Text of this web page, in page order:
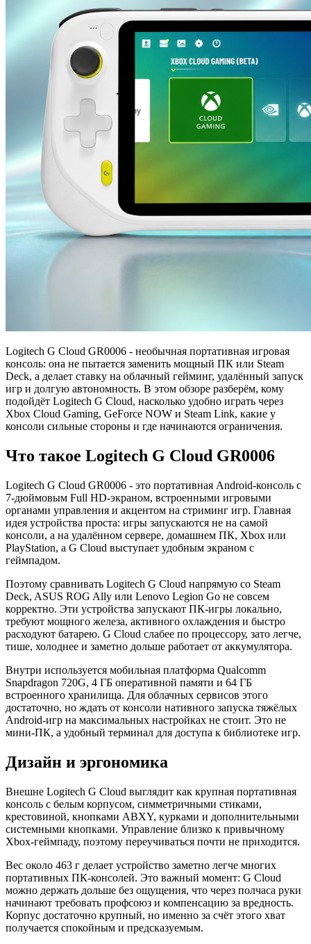
Logitech G Cloud GR0006 - необычная портативная игровая
консоль: она не пытается заменить мощный ПК или Steam
Deck, а делает ставку на облачный гейминг, удалённый запуск
игр и долгую автономность. В этом обзоре разберём, кому
подойдёт Logitech G Cloud, насколько удобно играть через
Xbox Cloud Gaming, GeForce NOW и Steam Link, какие у
консоли сильные стороны и где начинаются ограничения.
Что такое Logitech G Cloud GR0006
Logitech G Cloud GR0006 - это портативная Android-консоль с
7-дюймовым Full HD-экраном, встроенными игровыми
органами управления и акцентом на стриминг игр. Главная
идея устройства проста: игры запускаются не на самой
консоли, а на удалённом сервере, домашнем ПК, Xbox или
PlayStation, а G Cloud выступает удобным экраном с
геймпадом.
Поэтому сравнивать Logitech G Cloud напрямую со Steam
Deck, ASUS ROG Ally или Lenovo Legion Go не совсем
корректно. Эти устройства запускают ПК-игры локально,
требуют мощного железа, активного охлаждения и быстро
расходуют батарею. G Cloud слабее по процессору, зато легче,
тише, холоднее и заметно дольше работает от аккумулятора.
Внутри используется мобильная платформа Qualcomm
Snapdragon 720G, 4 ГБ оперативной памяти и 64 ГБ
встроенного хранилища. Для облачных сервисов этого
достаточно, но ждать от консоли нативного запуска тяжёлых
Android-игр на максимальных настройках не стоит. Это не
мини-ПК, а удобный терминал для доступа к библиотеке игр.
Дизайн и эргономика
Внешне Logitech G Cloud выглядит как крупная портативная
консоль с белым корпусом, симметричными стиками,
крестовиной, кнопками ABXY, курками и дополнительными
системными кнопками. Управление близко к привычному
Xbox-геймпаду, поэтому переучиваться почти не приходится.
Вес около 463 г делает устройство заметно легче многих
портативных ПК-консолей. Это важный момент: G Cloud
можно держать дольше без ощущения, что через полчаса руки
начинают требовать профсоюз и компенсацию за вредность.
Корпус достаточно крупный, но именно за счёт этого хват
получается спокойным и предсказуемым.